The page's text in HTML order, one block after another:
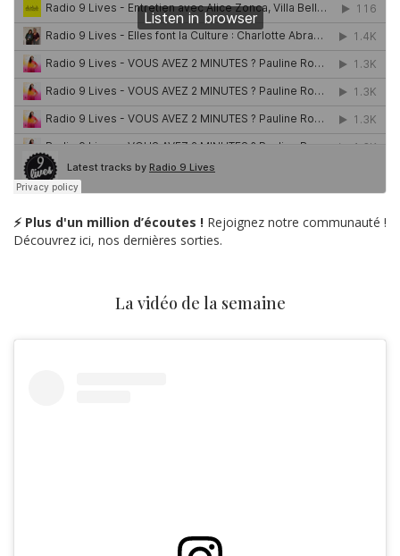
⚡ Plus d'un million d’écoutes ! Rejoignez notre communauté !
Découvrez ici, nos dernières sorties.
La vidéo de la semaine